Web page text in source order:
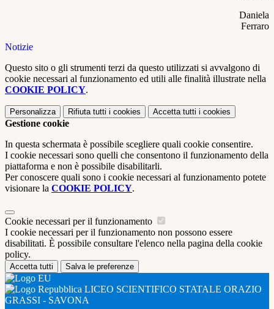
Daniela
Ferraro
Notizie
Questo sito o gli strumenti terzi da questo utilizzati si avvalgono di
cookie necessari al funzionamento ed utili alle finalità illustrate nella
COOKIE POLICY.
Personalizza Rifiuta tutti i cookies Accetta tutti i cookies
Gestione cookie
In questa schermata è possibile scegliere quali cookie consentire.
I cookie necessari sono quelli che consentono il funzionamento della
piattaforma e non è possibile disabilitarli.
Per conoscere quali sono i cookie necessari al funzionamento potete
visionare la COOKIE POLICY.
Cookie necessari per il funzionamento
I cookie necessari per il funzionamento non possono essere
disabilitati. È possibile consultare l'elenco nella pagina della cookie
policy.
Accetta tutti Salva le preferenze
LICEO SCIENTIFICO STATALE ORAZIO
GRASSI - SAVONA